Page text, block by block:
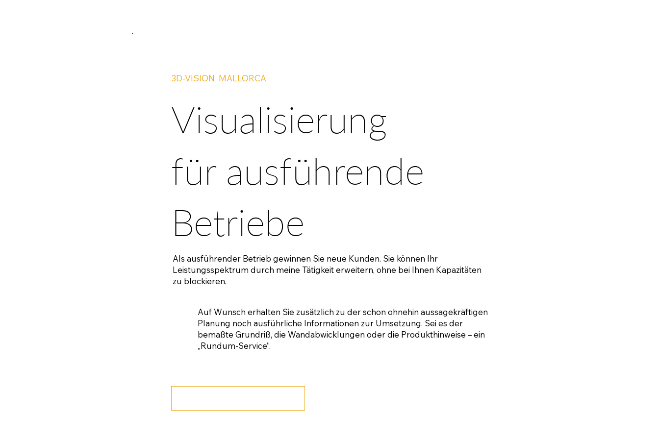
3D-VISION MALLORCA
Visualisierung
für ausführende
Betriebe
Als ausführender Betrieb gewinnen Sie neue Kunden. Sie können Ihr
Leistungsspektrum durch meine Tätigkeit erweitern, ohne bei Ihnen Kapazitäten
zu blockieren.
Auf Wunsch erhalten Sie zusätzlich zu der schon ohnehin aussagekräftigen
Planung noch ausführliche Informationen zur Umsetzung. Sei es der
bemaßte Grundriß, die Wandabwicklungen oder die Produkthinweise – ein
„Rundum-Service“.